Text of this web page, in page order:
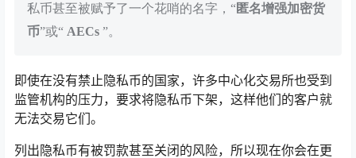
私币甚至被赋予了一个花哨的名字，“匿名增强加密货
币”或“ AECs ”。
即使在没有禁止隐私币的国家，许多中心化交易所也受到
监管机构的压力，要求将隐私币下架，这样他们的客户就
无法交易它们。
列出隐私币有被罚款甚至关闭的风险，所以现在你会在更